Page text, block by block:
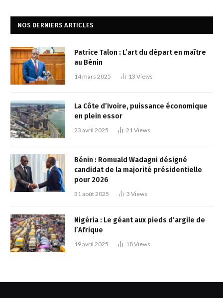
NOS DERNIERS ARTICLES
Patrice Talon : L’art du départ en maître
au Bénin
14 mars 2025 13 Views
La Côte d’Ivoire, puissance économique
en plein essor
23 avril 2025 21Views
Bénin : Romuald Wadagni désigné
candidat de la majorité présidentielle
pour 2026
31 août 2025 3 Views
Nigéria : Le géant aux pieds d’argile de
l’Afrique
19 avril 2025 18Views